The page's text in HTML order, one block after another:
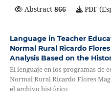
Abstract 866 PDF
Language in Teacher
Normal Rural Ricardo
Analysis Based on the
El lenguaje en los programas de
Normal Rural Ricardo Flores
el archivo histórico